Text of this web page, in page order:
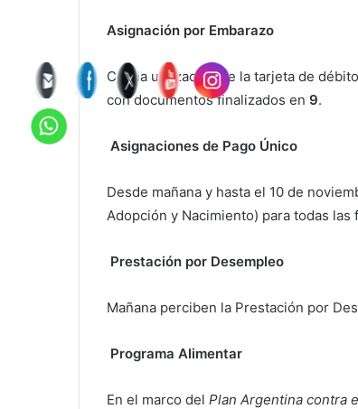
Asignación por Embarazo
Con la utilización de la tarjeta de
con documentos finalizados en 9.
Asignaciones de Pago Único
Desde mañana y hasta el 10 de
Adopción y Nacimiento) para todas
Prestación por Desempleo
Mañana perciben la Prestación por
Programa Alimentar
En el marco del Plan Argentina contra